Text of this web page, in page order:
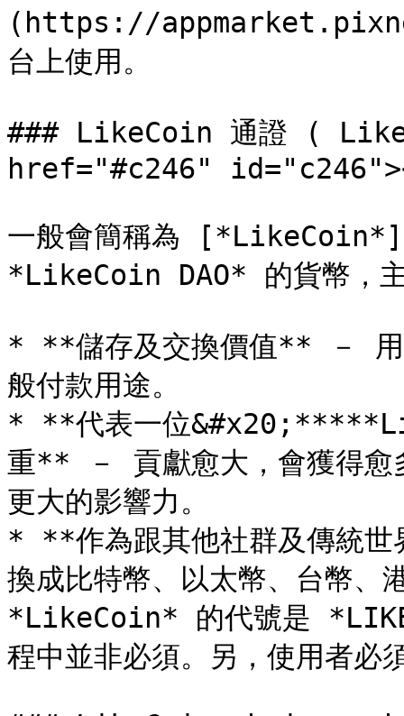
(https://
台上使用。‌
### LikeCoin 通證 (
href="#c246"
一般會簡稱為
*LikeCoin DAO* 的貨幣，
* **儲存及交換價值** － 用
般付款用途。
* **代表一位
重** － 貢獻愈大，會獲得
更大的影響力。
* **作為跟其他社群及傳統
換成比特幣、以太幣、台幣、
*LikeCoin* 的代號是
程中並非必須。另，使用者必